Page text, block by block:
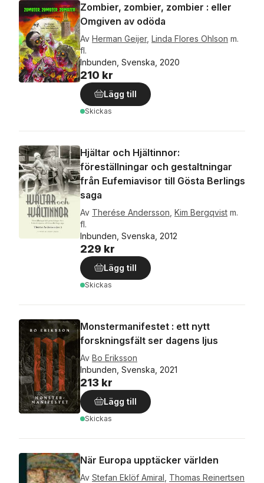
Zombier, zombier, zombier : eller
Omgiven av odöda
Av Herman Geijer, Linda Flores Ohlson m.
fl.
Inbunden, Svenska, 2020
210 kr
Lägg till
Skickas
Hjältar och Hjältinnor:
föreställningar och gestaltningar
från Eufemiavisor till Gösta Berlings
saga
Av Therése Andersson Kim Bergqvist m.
fl.
Inbunden, Svenska, 2012
229 kr
Lägg till
Skickas
Monstermanifestet : ett nytt
forskningsfält ser dagens ljus
Av Bo Eriksson
Inbunden, Svenska, 2021
213 kr
Lägg till
Skickas
När Europa upptäcker världen
Av Stefan Eklöf Amiral Thomas Reinertsen